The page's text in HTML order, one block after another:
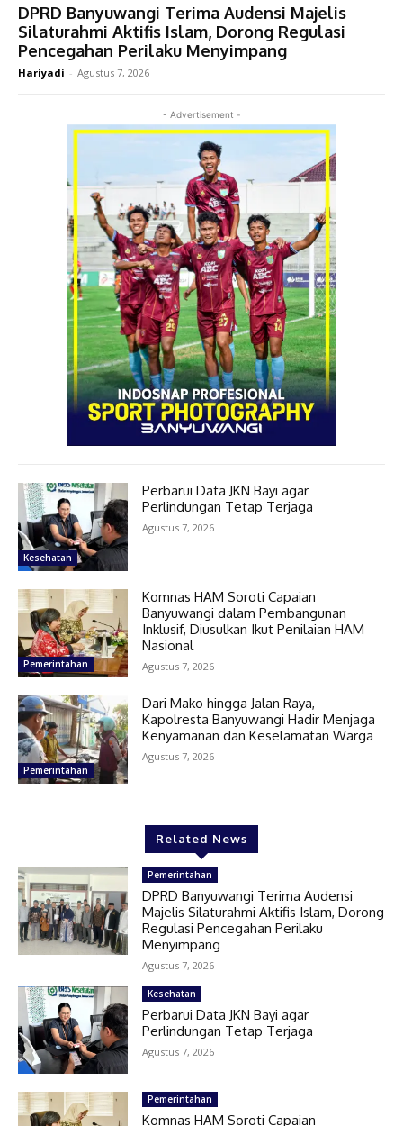
DPRD Banyuwangi Terima Audensi Majelis
Silaturahmi Aktifis Islam, Dorong Regulasi
Pencegahan Perilaku Menyimpang
Hariyadi - Agustus 7, 2026
- Advertisement -
Kesehatan
Perbarui Data JKN Bayi agar
Perlindungan Tetap Terjaga
Agustus 7, 2026
Pemerintahan
Komnas HAM Soroti Capaian
Banyuwangi dalam Pembangunan
Inklusif, Diusulkan Ikut Penilaian HAM
Nasional
Agustus 7, 2026
Pemerintahan
Dari Mako hingga Jalan Raya,
Kapolresta Banyuwangi Hadir Menjaga
Kenyamanan dan Keselamatan Warga
Agustus 7, 2026
Related News
Pemerintahan
DPRD Banyuwangi Terima Audensi
Majelis Silaturahmi Aktifis Islam, Dorong
Regulasi Pencegahan Perilaku
Menyimpang
Agustus 7, 2026
Kesehatan
Perbarui Data JKN Bayi agar
Perlindungan Tetap Terjaga
Agustus 7, 2026
Pemerintahan
Komnas HAM Soroti Capaian